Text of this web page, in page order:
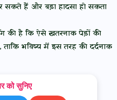
सकते हैं और बड़ा हादसा हो सकता
की है कि ऐसे खतरनाक पेड़ों की
भविष्य में इस तरह की दर्दनाक
को सुनिए